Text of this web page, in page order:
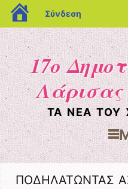
blogs.sch.gr
Σύνδεση
17ο
Λάρισας
ΤΑ ΝΈΑ ΤΟΥ
Μετάβαση στο περιεχόμενο
ΠΟΔΗΛΑΤΩΝΤΑΣ